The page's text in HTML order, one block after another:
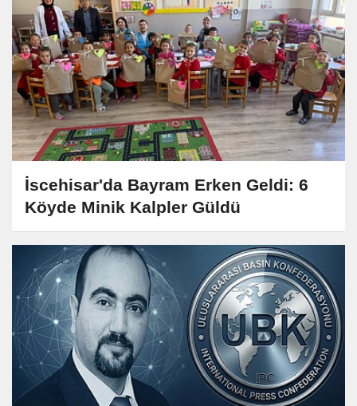
İscehisar'da Bayram Erken Geldi: 6
Köyde Minik Kalpler Güldü